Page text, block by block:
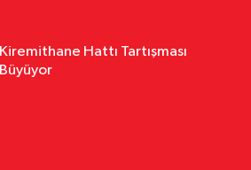
Kiremithane Hattı Tartışması
Büyüyor